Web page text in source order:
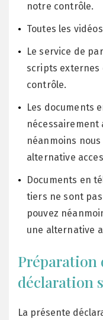
notre contrôle.
Toutes les
Le service de
scripts externes
contrôle.
Les documents
nécessairement
néanmoins
alternative
Documents en
tiers ne sont
pouvez
une alternative
Préparation
déclaration
La présente